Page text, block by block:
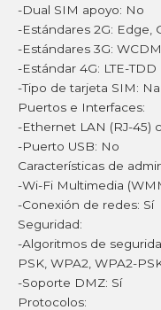
-Dual SIM apoyo: No
-Estándares 2G: Edge,
-Estándares 3G:
-Estándar 4G: LTE-TDD
-Tipo de tarjeta SIM:
Puertos e Interfaces:
-Ethernet LAN (RJ-45)
-Puerto USB: No
Características de
-Wi-Fi Multimedia
-Conexión de redes: Sí
Seguridad:
-Algoritmos de
PSK, WPA2, WPA2-
-Soporte DMZ: Sí
Protocolos: